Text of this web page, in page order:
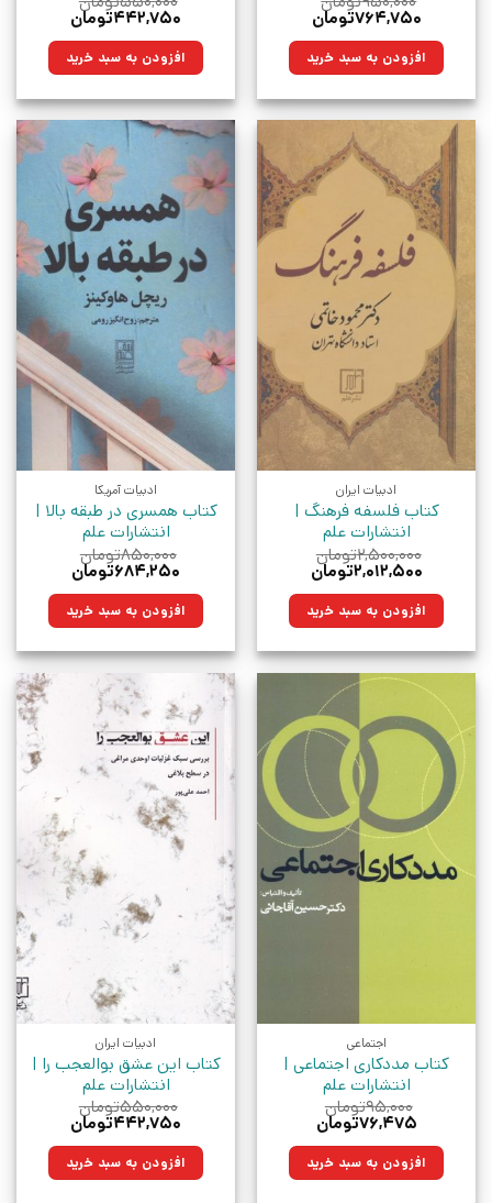
قیمت
۹۵۰,۰۰۰تومان
بود.
۷۶۴,۷۵۰تومان
۷۶۴,۷۵۰تومان.افزودن به سبد خرید
قیمت
۵۵۰,۰۰۰تومان
بود.
۴۴۲,۷۵۰تومان
۴۴۲,۷۵۰تومان.افزودن به سبد خرید
ادبیات ایران
کتاب فلسفه فرهنگ |
انتشارات علم
۲,۵۰۰,۰۰۰تومان
قیمت
۲,۵۰۰,۰۰۰تومان
بود.
۲,۰۱۲,۵۰۰تومان
۲,۰۱۲,۵۰۰تومان.افزودن به سبد خرید
ادبیات آمریکا
کتاب همسری در طبقه بالا |
انتشارات علم
۸۵۰,۰۰۰تومان
قیمت
۸۵۰,۰۰۰تومان
بود.
۶۸۴,۲۵۰تومان
۶۸۴,۲۵۰تومان.افزودن به سبد خرید
اجتماعی
کتاب مددکاری اجتماعی |
انتشارات علم
۹۵,۰۰۰تومان
قیمت
۹۵,۰۰۰تومان
بود.
۷۶,۴۷۵تومان
۷۶,۴۷۵تومان.افزودن به سبد خرید
ادبیات ایران
کتاب این عشق بوالعجب را |
انتشارات علم
۵۵۰,۰۰۰تومان
قیمت
۵۵۰,۰۰۰تومان
بود.
۴۴۲,۷۵۰تومان
۴۴۲,۷۵۰تومان.افزودن به سبد خرید